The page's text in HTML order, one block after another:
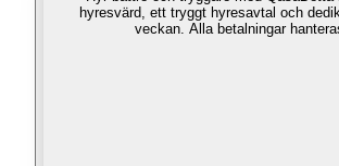
hyresvärd, ett tryggt hyresavtal och
veckan. Alla betalningar